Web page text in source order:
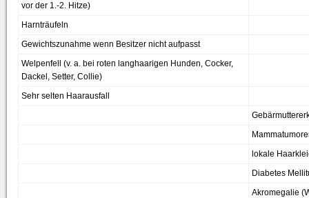
vor der 1.-2. Hitze)
Harnträufeln
Gewichtszunahme wenn Besitzer nicht aufpasst
Welpenfell (v. a. bei roten langhaarigen Hunden, Cocker,
Dackel, Setter, Collie)
Sehr selten Haarausfall
lokale
Diabetes
Akromegalie